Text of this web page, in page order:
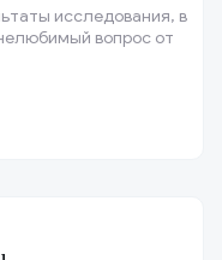
исследования, в
вопрос от